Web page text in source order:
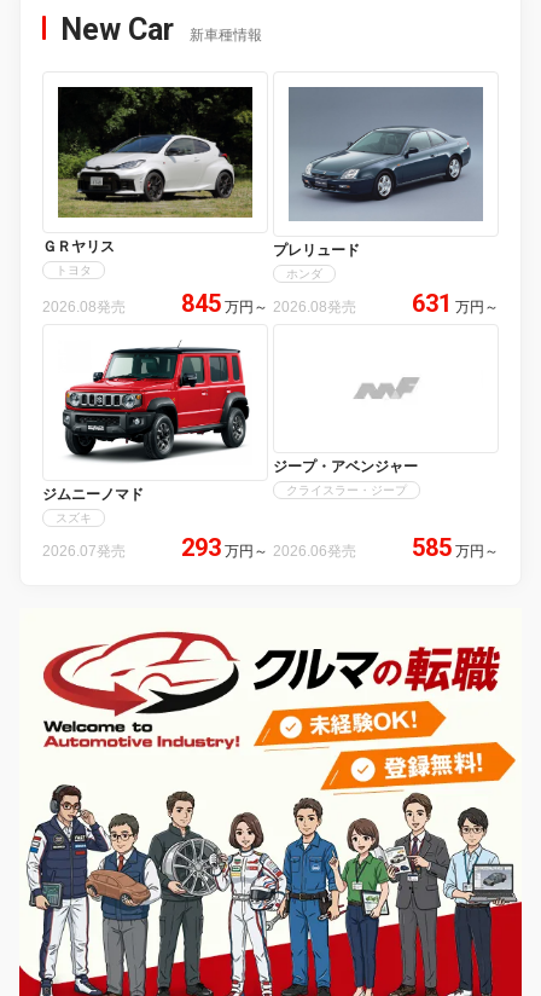
New Car 新車種情報
ＧＲヤリス
トヨタ
2026.08発売 845 万円 ～
プレリュード
ホンダ
2026.08発売 631 万円 ～
ジムニーノマド
スズキ
2026.07発売 293 万円 ～
ジープ・アベンジャー
クライスラー・ジープ
2026.06発売 585 万円 ～